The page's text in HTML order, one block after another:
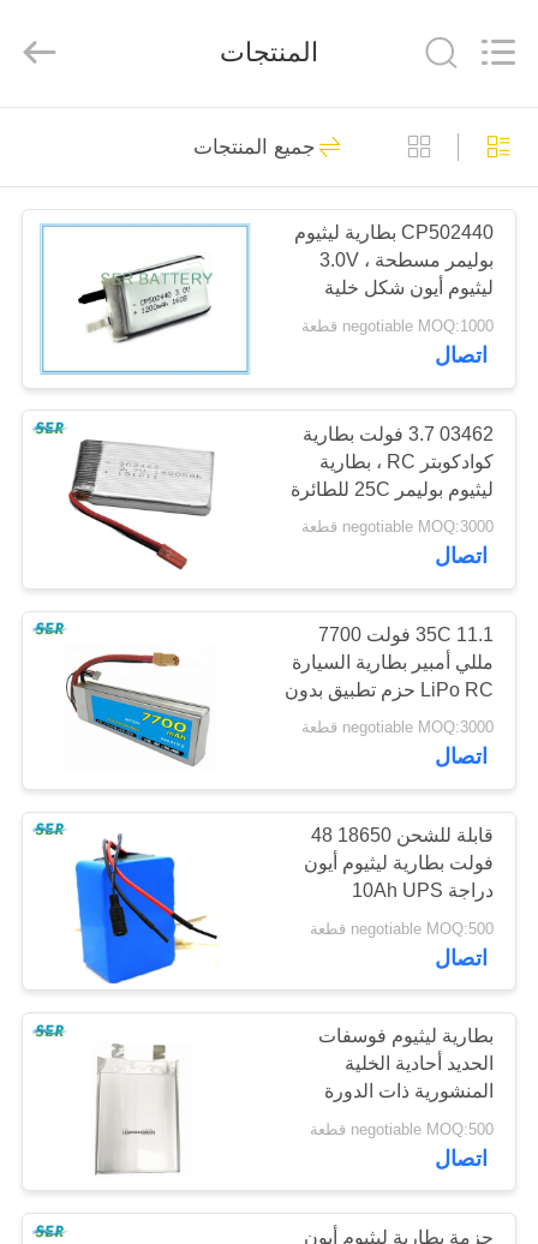
منزل
المنتجات
حول
جولة
المعمل
ضبط
الجودة
اتصل
أخبار
طلب
اقتباس
خريطة
الموقع
PRIVACY
POLICY
Technology
Co,.Ltd.
بطارية Li SOCL2
156
بطارية ليثيوم MNO2
14
بطارية ليثيوم بوليمر
65
بطارية ليثيوم 9 فولت
6
12
المنتجات
جميع المنتجات
CP502440 بطارية ليثيوم
بوليمر مسطحة ، 3.0V
ليثيوم أيون شكل خلية
مسطحة حسب الطلب
negotiable MOQ:1000 قطعة
اتصال
03462 3.7 فولت بطارية
كوادكوبتر RC ، بطارية
ليثيوم بوليمر 25C للطائرة
بدون طيار
negotiable MOQ:3000 قطعة
اتصال
35C 11.1 فولت 7700
مللي أمبير بطارية السيارة
LiPo RC حزم تطبيق بدون
طيار كوادكوبتر
negotiable MOQ:3000 قطعة
اتصال
قابلة للشحن 18650 48
فولت بطارية ليثيوم أيون
دراجة 10Ah UPS
للروبوتات / النظام
الشمسي
negotiable MOQ:500 قطعة
اتصال
بطارية ليثيوم فوسفات
الحديد أحادية الخلية
المنشورية ذات الدورة
العميقة 72161227 سعة
كبيرة 3.2 فولت 20 أمبير
negotiable MOQ:500 قطعة
اتصال
حزمة بطارية ليثيوم أيون